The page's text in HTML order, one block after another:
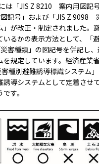
は「JIS Z 8210 案内用図記
記号」および「JIS Z 9098
」が改正・制定されました。
いるかの表示方法として、「
害種類」の図記号を併記し
を規定しています。経済産業
種別避難誘導標識システム
誘導システムとして定着させ
す。